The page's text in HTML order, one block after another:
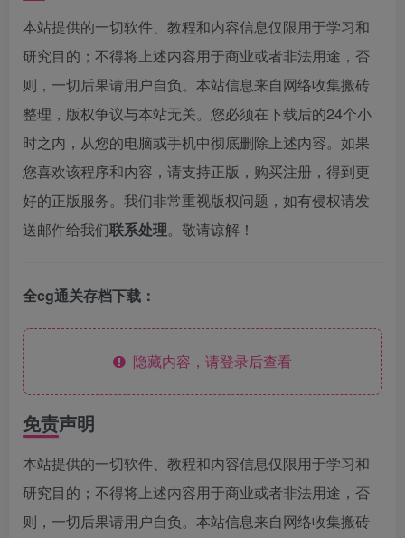
本站提供的一切软件、教程和内容信息仅限用于学习和
研究目的；不得将上述内容用于商业或者非法用途，否
则，一切后果请用户自负。本站信息来自网络收集搬砖
整理，版权争议与本站无关。您必须在下载后的24个小
时之内，从您的电脑或手机中彻底删除上述内容。如果
您喜欢该程序和内容，请支持正版，购买注册，得到更
好的正版服务。我们非常重视版权问题，如有侵权请发
送邮件给我们联系处理。敬请谅解！
全cg通关存档下载：
隐藏内容，请登录后查看
免责声明
本站提供的一切软件、教程和内容信息仅限用于学习和
研究目的；不得将上述内容用于商业或者非法用途，否
则，一切后果请用户自负。本站信息来自网络收集搬砖